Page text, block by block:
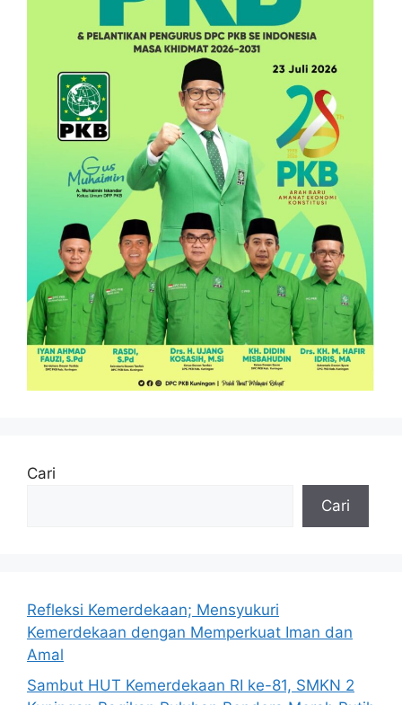
Cari
Cari
Refleksi Kemerdekaan; Mensyukuri
Kemerdekaan dengan Memperkuat Iman dan
Amal
Sambut HUT Kemerdekaan RI ke-81, SMKN 2